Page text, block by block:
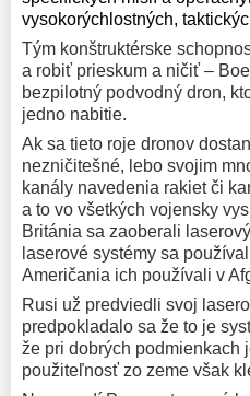
vysokorýchlostných,
Tým konštruktérske
a robiť prieskum a ničiť –
bezpilotný podvodný dron,
jedno nabitie.
Ak sa tieto roje dronov
nezničitešné, lebo svojim
kanály navedenia rakiet či
a to vo všetkých vojensky
Británia sa zaoberali
laserové systémy sa
Američania ich používali v
Rusi už predviedli svoj
predpokladalo sa že to je
že pri dobrých podmienkach
použiteľnosť zo zeme však